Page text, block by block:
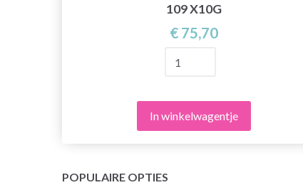
109 X10G
€ 75,70
In winkelwagentje
POPULAIRE OPTIES